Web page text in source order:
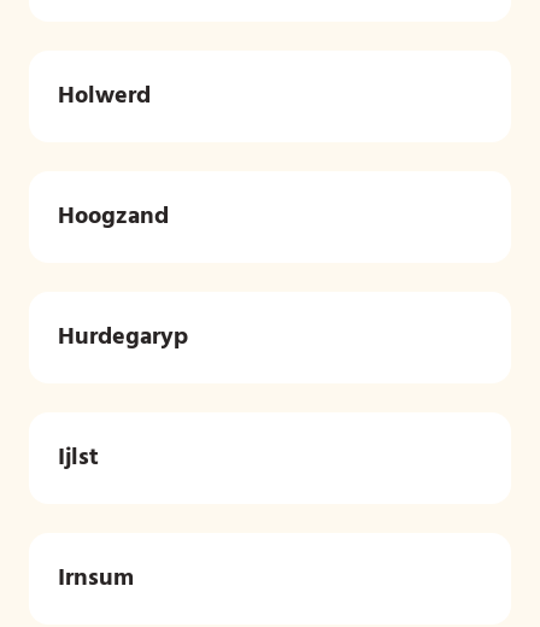
Holwerd
Hoogzand
Hurdegaryp
Ijlst
Irnsum